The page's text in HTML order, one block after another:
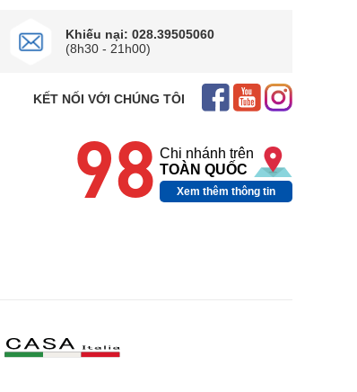
Khiếu nại: 028.39505060
(8h30 - 21h00)
KẾT NỐI VỚI CHÚNG TÔI
98 Chi nhánh trên
TOÀN QUỐC
Xem thêm thông tin